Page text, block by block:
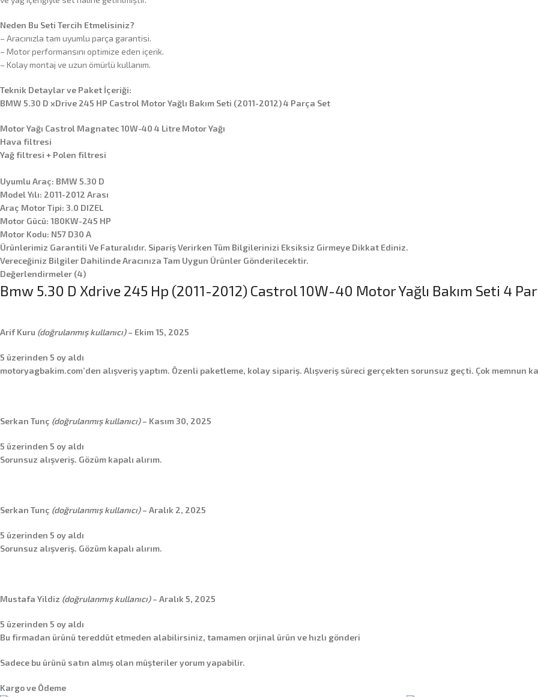
Neden Bu Seti Tercih Etmelisiniz?
– Aracınızla tam uyumlu parça garantisi.
– Motor performansını optimize eden içerik.
– Kolay montaj ve uzun ömürlü kullanım.
Teknik Detaylar ve Paket İçeriği:
BMW 5.30 D xDrive 245 HP Castrol Motor Yağlı Bakım Seti (2011-2012) 4 Parça Set
Motor Yağı Castrol Magnatec 10W-40 4 Litre Motor Yağı
Hava filtresi
Yağ filtresi + Polen filtresi
Uyumlu Araç: BMW 5.30 D
Model Yılı: 2011-2012 Arası
Araç Motor Tipi: 3.0 DIZEL
Motor Gücü: 180KW-245 HP
Motor Kodu: N57 D30 A
Ürünlerimiz Garantili Ve Faturalıdır. Sipariş Verirken Tüm Bilgilerinizi Eksiksiz Girmeye Dikkat Ediniz.
Vereceğiniz Bilgiler Dahilinde Aracınıza Tam Uygun Ürünler Gönderilecektir.
Değerlendirmeler (4)
Bmw 5.30 D Xdrive 245 Hp (2011-2012) Castrol 10W-40 Motor Yağlı Bakım Seti 4
Arif Kuru (doğrulanmış kullanıcı) – Ekim 15, 2025
5 üzerinden 5 oy aldı
motoryagbakim.com’den alışveriş yaptım. Özenli paketleme, kolay sipariş. Alışveriş süreci gerçekten sorunsuz geçti. Çok memnun
Serkan Tunç (doğrulanmış kullanıcı) – Kasım 30, 2025
5 üzerinden 5 oy aldı
Sorunsuz alışveriş. Gözüm kapalı alırım.
Serkan Tunç (doğrulanmış kullanıcı) – Aralık 2, 2025
5 üzerinden 5 oy aldı
Sorunsuz alışveriş. Gözüm kapalı alırım.
Mustafa Yildiz (doğrulanmış kullanıcı) – Aralık 5, 2025
5 üzerinden 5 oy aldı
Bu firmadan ürünü tereddüt etmeden alabilirsiniz, tamamen orjinal ürün ve hızlı gönderi
Sadece bu ürünü satın almış olan müşteriler yorum yapabilir.
Kargo ve Ödeme